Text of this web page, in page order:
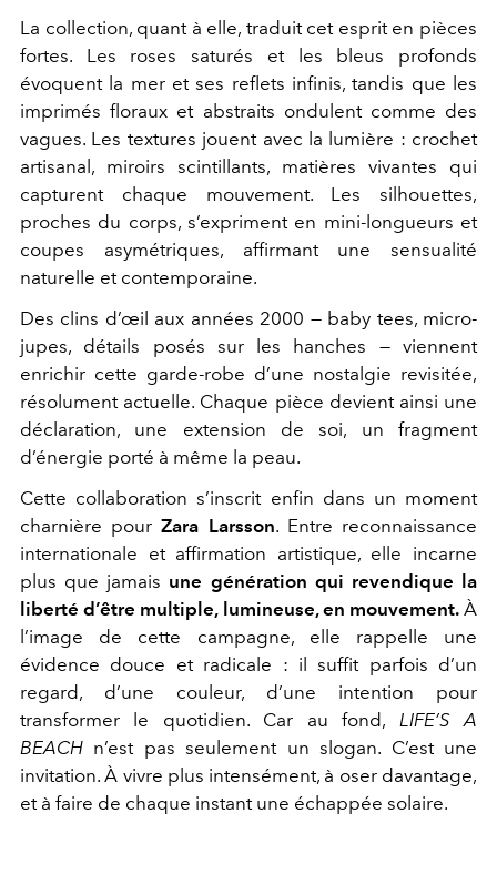
La collection, quant à elle, traduit cet esprit en pièces
fortes. Les roses saturés et les bleus profonds
évoquent la mer et ses reflets infinis, tandis que les
imprimés floraux et abstraits ondulent comme des
vagues. Les textures jouent avec la lumière : crochet
artisanal, miroirs scintillants, matières vivantes qui
capturent chaque mouvement. Les silhouettes,
proches du corps, s’expriment en mini-longueurs et
coupes asymétriques, affirmant une sensualité
naturelle et contemporaine.
Des clins d’œil aux années 2000 — baby tees, micro-
jupes, détails posés sur les hanches — viennent
enrichir cette garde-robe d’une nostalgie revisitée,
résolument actuelle. Chaque pièce devient ainsi une
déclaration, une extension de soi, un fragment
d’énergie porté à même la peau.
Cette collaboration s’inscrit enfin dans un moment
charnière pourZara Larsson. Entre reconnaissance
internationale et affirmation artistique, elle incarne
plus que jamais une génération qui revendique la
liberté d’être multiple, lumineuse, en mouvement.À
l’image de cette campagne, elle rappelle une
évidence douce et radicale : il suffit parfois d’un
regard, d’une couleur, d’une intention pour
transformer le quotidien. Car au fond, LIFE’S A
BEACH n’est pas seulement un slogan. C’est une
invitation. À vivre plus intensément, à oser davantage,
et à faire de chaque instant une échappée solaire.